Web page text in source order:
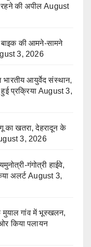
की अपील August
बाइक की आमने-सामने
3, 2026
आयुर्वेद संस्थान,
प्रक्रिया August 3,
का खतरा, देहरादून के
3, 2026
गंगोत्री हाईवे,
अलर्ट August 3,
मुयाल गांव में भूस्खलन,
किया पलायन